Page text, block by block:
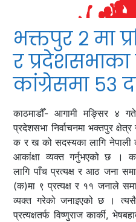
भक्तपुर २ मा
र प्रदेशसभाका
कांग्रेसमा ५३
काठमाडौँ- आगामी मङ्सिर ४
प्रदेशसभा निर्वाचनमा भक्तपुर
क र ख को सदस्यका लागि नेपाली
आकांक्षा व्यक्त गर्नुभएको छ ।
लागि पाँच प्रत्यक्ष र आठ जना
(क)मा ९ प्रत्यक्ष र ११ जनाले
व्यक्त गरेको जनाइएको छ ।
प्रत्यक्षतर्फ विष्णुराज कार्की,